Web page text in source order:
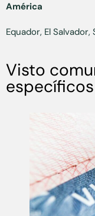
América
Equador, El
Visto
específicos